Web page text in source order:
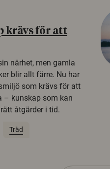
krävs för att
närhet, men gamla
blir allt färre. Nu har
som krävs för att
– kunskap som kan
åtgärder i tid.
Träd